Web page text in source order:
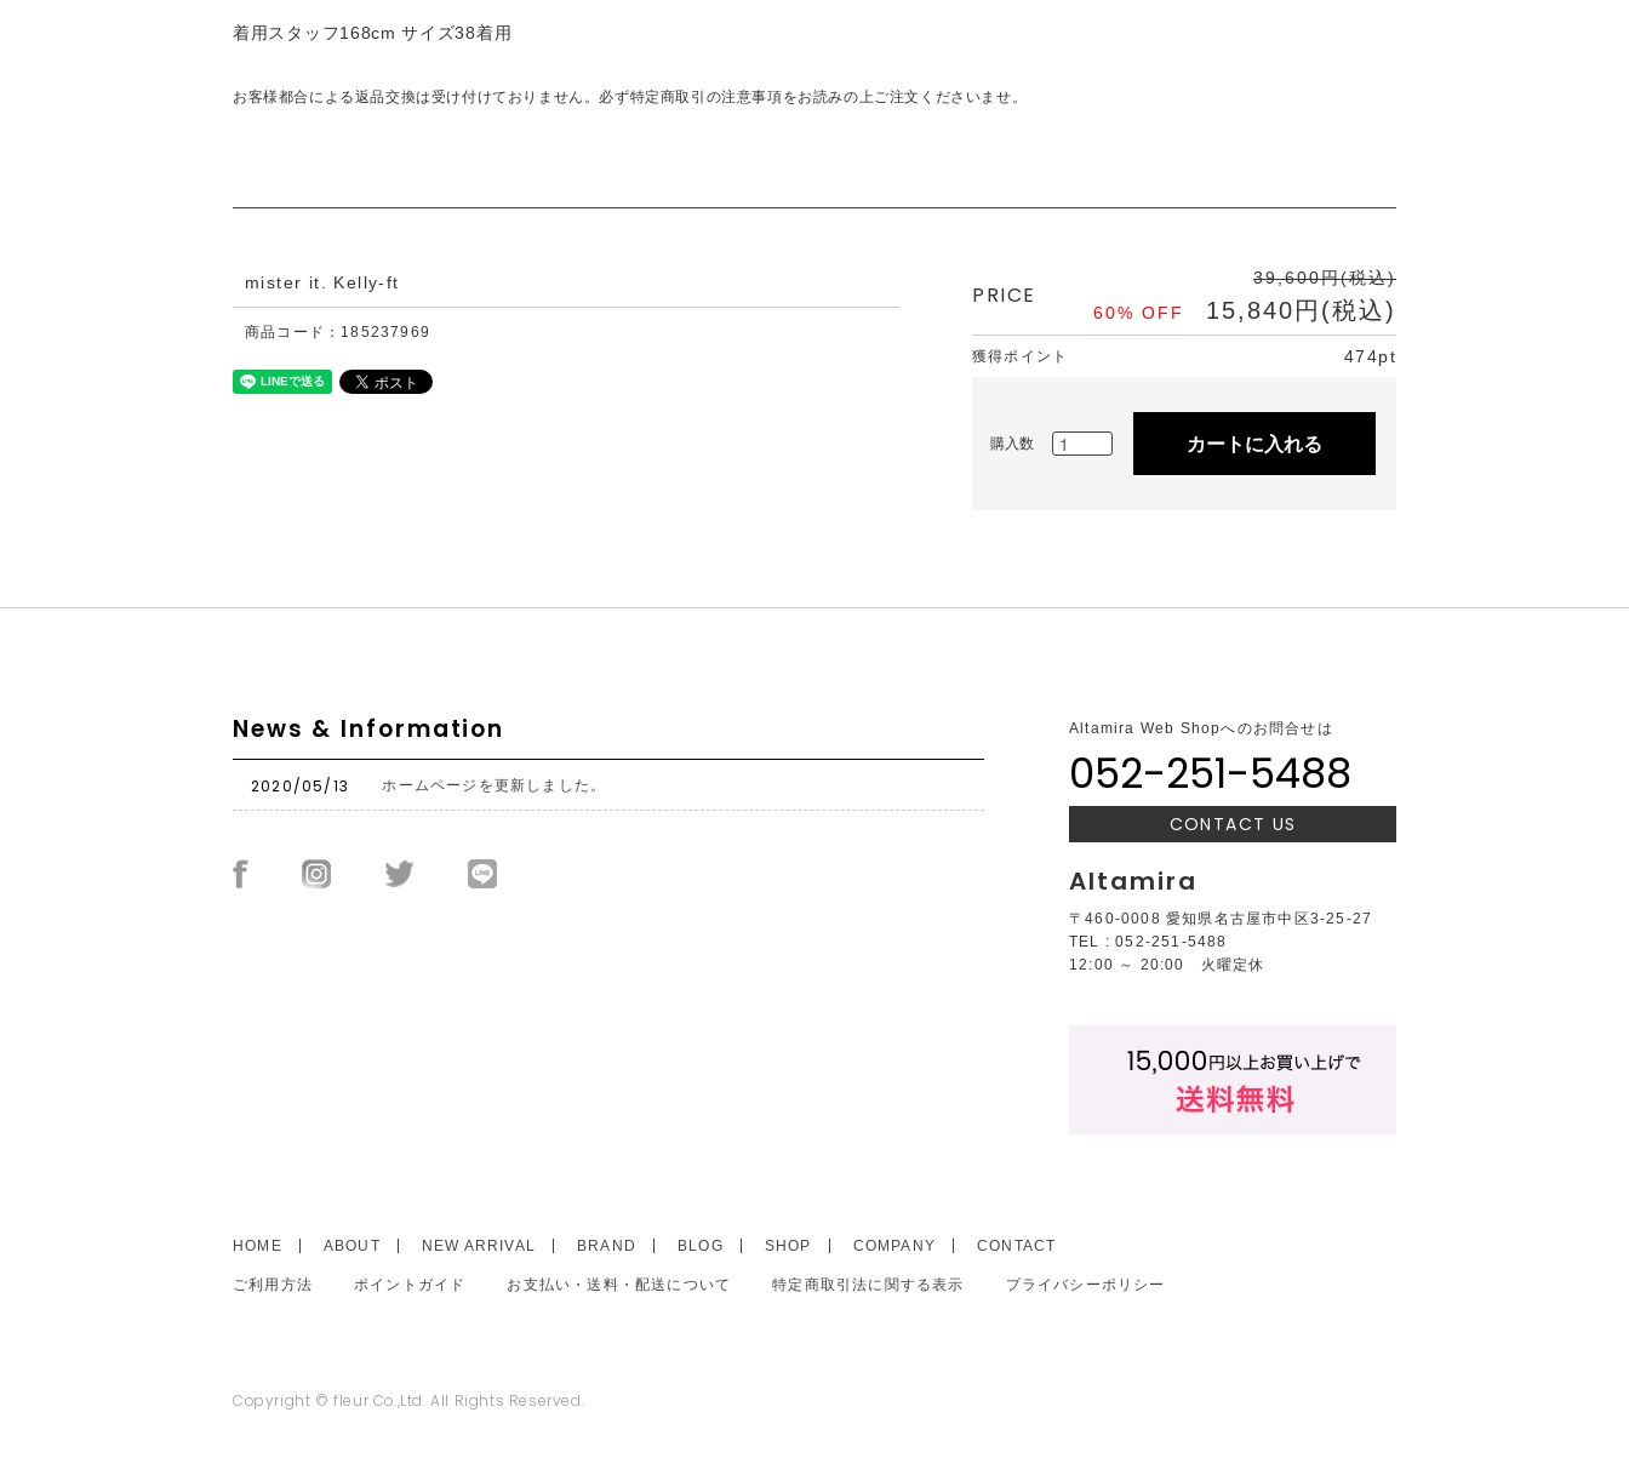
着用スタッフ168cm サイズ38着用
お客様都合による返品交換は受け付けておりません。必ず特定商取引の注意事項をお読みの上ご注文くださいませ。
mister it. Kelly-ft
商品コード：185237969
PRICE
39,600円(税込)
60% OFF
15,840円(税込)
獲得ポイント 474pt
購入数 カートに入れる
News & Information
2020/05/13 ホームページを更新しました。
Altamira Web Shopへのお問合せは
052-251-5488
CONTACT US
Altamira
〒460-0008 愛知県名古屋市中区3-25-27
TEL : 052-251-5488
12:00 ～ 20:00 火曜定休
HOME ABOUT NEW ARRIVAL BRAND BLOG SHOP COMPANY CONTACT
ご利用方法 ポイントガイド お支払い・送料・配送について 特定商取引法に関する表示 プライバシーポリシー
Copyright © fleur Co.,Ltd. All Rights Reserved.